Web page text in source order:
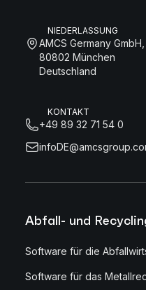
NIEDERLASSUNG
AMCS Germany
80802 München
Deutschland
KONTAKT
+49 89 32 71 54 0
Abfall- und
Software für die
Software für das